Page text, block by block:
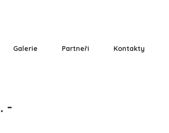
Galerie Partneři Kontakty
-